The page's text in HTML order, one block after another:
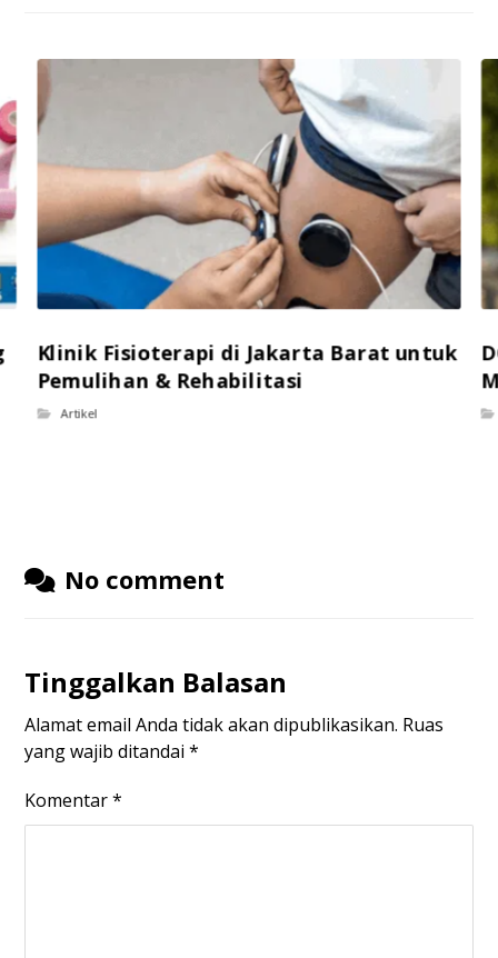
Klinik Fisioterapi di Jakarta Barat untuk
Pemulihan & Rehabilitasi
Artikel
No comment
Tinggalkan Balasan
Alamat email Anda tidak akan dipublikasikan. Ruas
yang wajib ditandai*
Komentar*